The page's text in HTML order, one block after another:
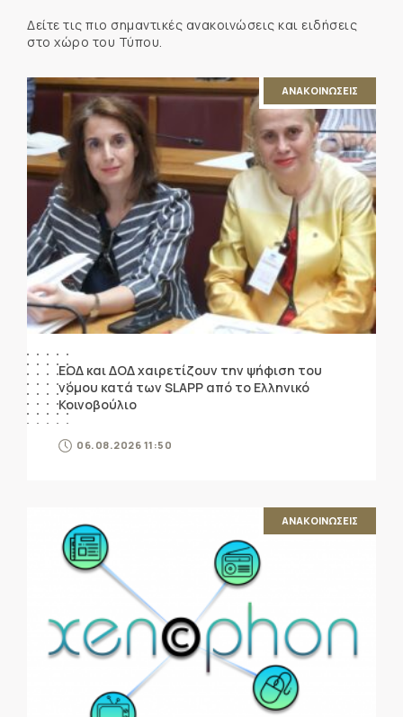
Δείτε τις πιο σημαντικές ανακοινώσεις και ειδήσεις
στο χώρο του Τύπου.
ΑΝΑΚΟΙΝΩΣΕΙΣ
ΕΟΔ και ΔΟΔ χαιρετίζουν την ψήφιση του
νόμου κατά των SLAPP από το Ελληνικό
Κοινοβούλιο
06.08.2026 11:50
ΑΝΑΚΟΙΝΩΣΕΙΣ